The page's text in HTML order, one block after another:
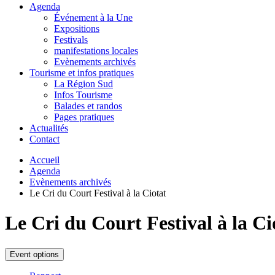
Agenda
Événement à la Une
Expositions
Festivals
manifestations locales
Evènements archivés
Tourisme et infos pratiques
La Région Sud
Infos Tourisme
Balades et randos
Pages pratiques
Actualités
Contact
Accueil
Agenda
Evènements archivés
Le Cri du Court Festival à la Ciotat
Le Cri du Court Festival à la
Event options